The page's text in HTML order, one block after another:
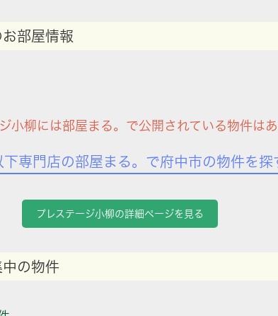
部屋情報
小柳には部屋まる。で公開されている物件はあ
下専門店の部屋まる。で府中市の物件を探
プレステージ小柳の詳細ページを見る
の物件